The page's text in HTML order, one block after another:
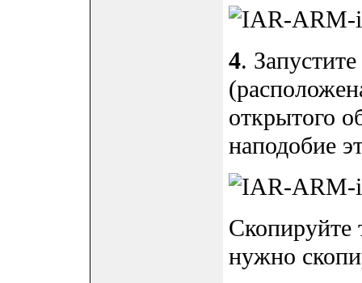
4.
открытого
наподобие
Скопируйте
нужно